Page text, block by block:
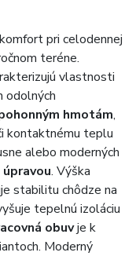
pri celodennej
teréne.
vlastnosti
odolných
hmotám,
kontaktnému teplu
alebo moderných
. Výška
stabilitu chôdze na
tepelnú izoláciu
obuvje k
Moderný